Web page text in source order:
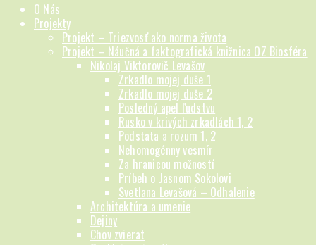
O Nás
Projekty
Projekt – Triezvosť ako norma života
Projekt – Náučná a faktografická knižnica OZ Biosféra
Nikolaj Viktorovič Levašov
Zrkadlo mojej duše 1
Zrkadlo mojej duše 2
Posledný apel ľudstvu
Rusko v krivých zrkadlách 1, 2
Podstata a rozum 1, 2
Nehomogénny vesmír
Za hranicou možností
Príbeh o Jasnom Sokolovi
Svetlana Levašová – Odhalenie
Architektúra a umenie
Dejiny
Chov zvierat